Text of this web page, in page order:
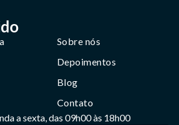
Sobre nós
Depoimentos
Blog
Contato
a sexta, das 09h00 às 18h00